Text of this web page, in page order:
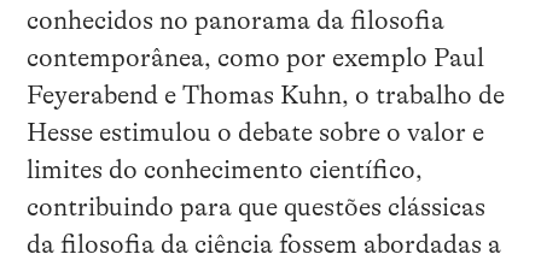
conhecidos no panorama da filosofia
contemporânea, como por exemplo Paul
Feyerabend e Thomas Kuhn, o trabalho de
Hesse estimulou o debate sobre o valor e
limites do conhecimento científico,
contribuindo para que questões clássicas
da filosofia da ciência fossem abordadas a